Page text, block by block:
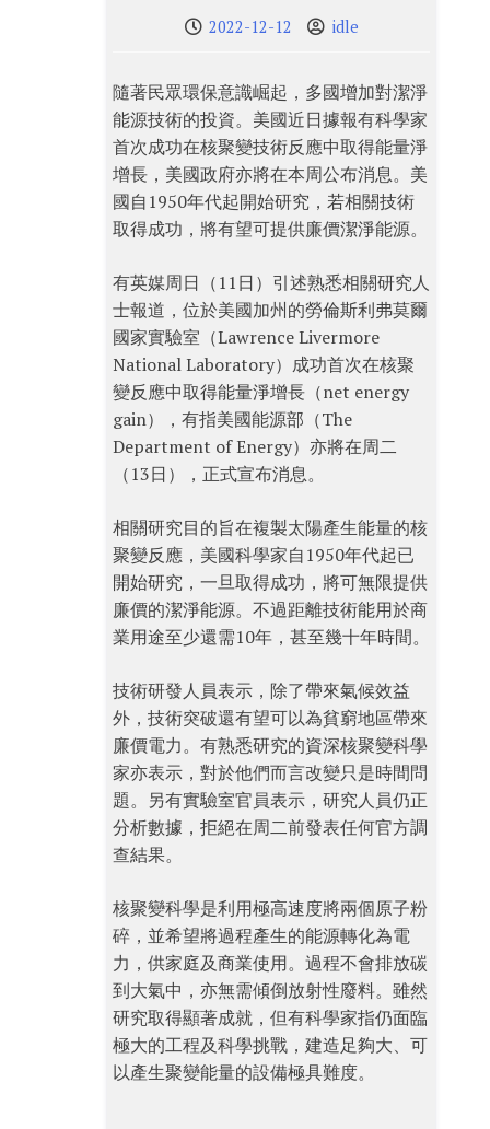
2022-12-12 idle
隨著民眾環保意識崛起，多國增加對潔淨
能源技術的投資。美國近日據報有科學家
首次成功在核聚變技術反應中取得能量淨
增長，美國政府亦將在本周公布消息。美
國自1950年代起開始研究，若相關技術
取得成功，將有望可提供廉價潔淨能源。
有英媒周日（11日）引述熟悉相關研究人
士報道，位於美國加州的勞倫斯利弗莫爾
國家實驗室（Lawrence Livermore
National Laboratory）成功首次在核聚
變反應中取得能量淨增長（net energy
gain），有指美國能源部（The
Department of Energy）亦將在周二
（13日），正式宣布消息。
相關研究目的旨在複製太陽產生能量的核
聚變反應，美國科學家自1950年代起已
開始研究，一旦取得成功，將可無限提供
廉價的潔淨能源。不過距離技術能用於商
業用途至少還需10年，甚至幾十年時間。
技術研發人員表示，除了帶來氣候效益
外，技術突破還有望可以為貧窮地區帶來
廉價電力。有熟悉研究的資深核聚變科學
家亦表示，對於他們而言改變只是時間問
題。另有實驗室官員表示，研究人員仍正
分析數據，拒絕在周二前發表任何官方調
查結果。
核聚變科學是利用極高速度將兩個原子粉
碎，並希望將過程產生的能源轉化為電
力，供家庭及商業使用。過程不會排放碳
到大氣中，亦無需傾倒放射性廢料。雖然
研究取得顯著成就，但有科學家指仍面臨
極大的工程及科學挑戰，建造足夠大、可
以產生聚變能量的設備極具難度。